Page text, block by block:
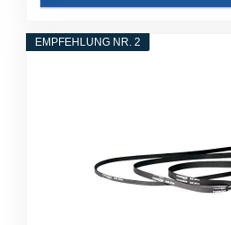
EMPFEHLUNG NR. 2